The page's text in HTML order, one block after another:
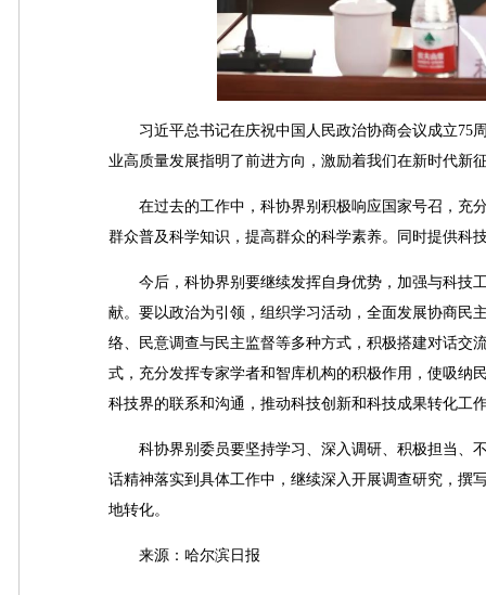
习近平总书记在庆祝中国人民政治协商会议成立75
业高质量发展指明了前进方向，激励着我们在新时代新
在过去的工作中，科协界别积极响应国家号召，充
群众普及科学知识，提高群众的科学素养。同时提供科
今后，科协界别要继续发挥自身优势，加强与科技
献。要以政治为引领，组织学习活动，全面发展协商民
络、民意调查与民主监督等多种方式，积极搭建对话交
式，充分发挥专家学者和智库机构的积极作用，使吸纳
科技界的联系和沟通，推动科技创新和科技成果转化工
科协界别委员要坚持学习、深入调研、积极担当、
话精神落实到具体工作中，继续深入开展调查研究，撰
地转化。
来源：哈尔滨日报